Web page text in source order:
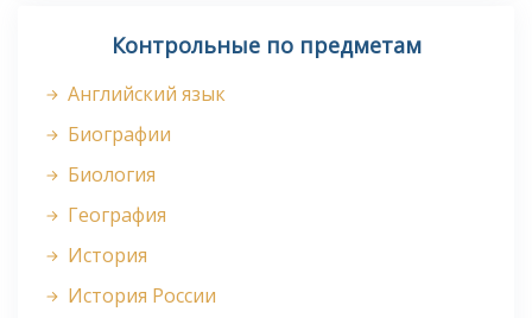
Контрольные по предметам
Английский язык
Биографии
Биология
География
История
История России